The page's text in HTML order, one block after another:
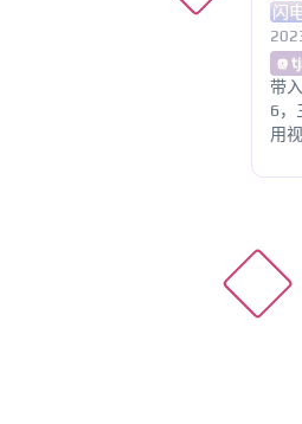
闪
@
带
6，
用